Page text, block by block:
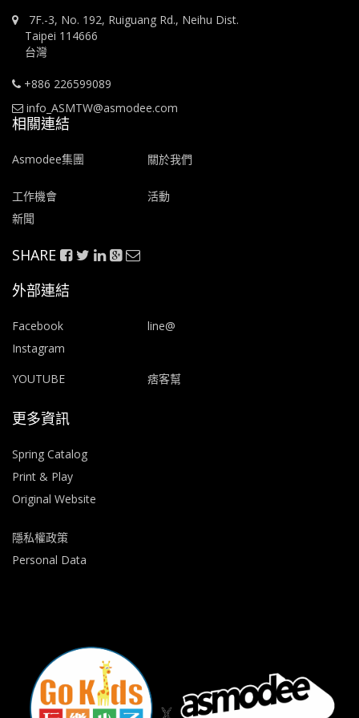
7F.-3, No. 192, Ruiguang Rd., Neihu Dist.
Taipei 114666
台灣
+886 226599089
info_ASMTW@asmodee.com
相關連結
Asmodee集團 關於我們
工作機會
活動
新聞
SHARE
外部連結
Facebook
line@
Instagram
YOUTUBE
痞客幫
更多資訊
Spring Catalog
Print & Play
Original Website
隱私權政策
Personal Data